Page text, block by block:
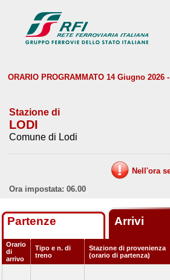
ORARIO PROGRAMMATO 14 Giugno 2026
Stazione di
LODI
Comune di Lodi
Nell'ora
Ora impostata: 06.00
Partenze Arrivi
Orario
di
arrivo
Tipo e n. di
treno
Stazione di provenienza
(orario di partenza)